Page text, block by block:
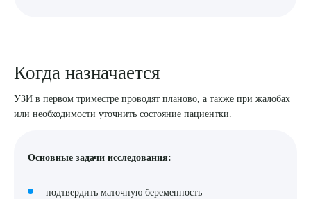
Когда назначается
УЗИ в первом триместре проводят планово, а также при жалобах
или необходимости уточнить состояние пациентки.
Основные задачи исследования:
подтвердить маточную беременность
Выберите сопутствующую услугу